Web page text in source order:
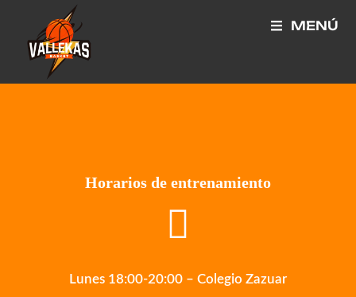
MENÚ
Horarios de entrenamiento
Lunes 18:00-20:00 – Colegio Zazuar